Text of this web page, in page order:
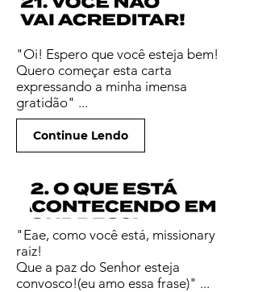
"Oi! Espero que você esteja bem!
Quero começar esta carta
expressando a minha imensa
gratidão" ...
Continue Lendo
"Eae, como você está, missionary
raiz!
Que a paz do Senhor esteja
convosco!(eu amo essa frase)" ...